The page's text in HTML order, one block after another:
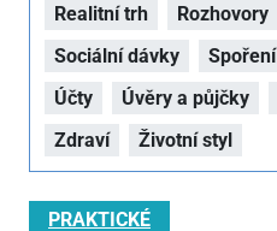
Realitní trh Rozhovory
Sociální dávky
Spoření
Účty
Úvěry a půjčky
Zdraví
Životní styl
PRAKTICKÉ